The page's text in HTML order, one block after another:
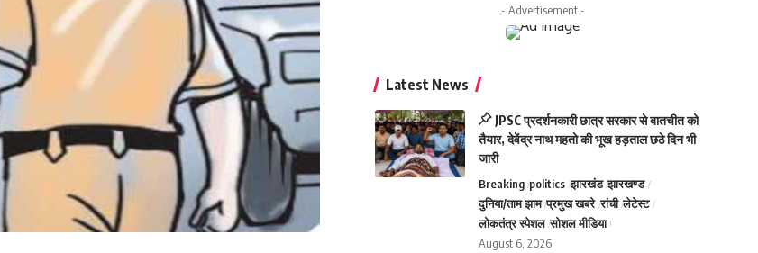
- Advertisement -
Latest News
JPSC प्रदर्शनकारी छात्र सरकार से बातचीत को
तैयार, देवेंद्र नाथ महतो की भूख हड़ताल छठे दिन भी
जारी
Breaking politics झारखंड झारखण्ड
दुनिया/ताम झाम प्रमुख खबरे रांची लेटेस्ट
लोकतंत्र स्पेशल सोशल मीडिया
August 6, 2026